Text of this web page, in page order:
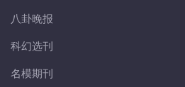
八卦晚报
科幻选刊
名模期刊